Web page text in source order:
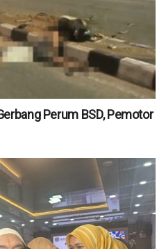
Perum BSD, Pemotor